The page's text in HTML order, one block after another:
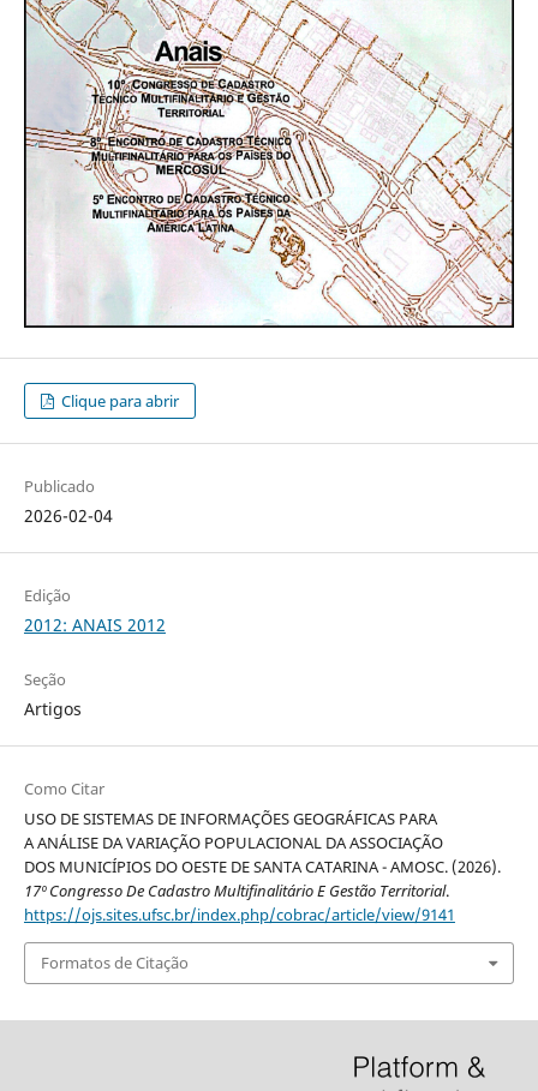
Clique para abrir
Publicado
2026-02-04
Edição
2012: ANAIS 2012
Seção
Artigos
Como Citar
USO DE SISTEMAS DE INFORMAÇÕES GEOGRÁFICAS PARA
A ANÁLISE DA VARIAÇÃO POPULACIONAL DA ASSOCIAÇÃO
DOS MUNICÍPIOS DO OESTE DE SANTA CATARINA - AMOSC. (2026).
17º Congresso De Cadastro Multifinalitário E Gestão Territorial.
https://ojs.sites.ufsc.br/index.php/cobrac/article/view/9141
Formatos de Citação